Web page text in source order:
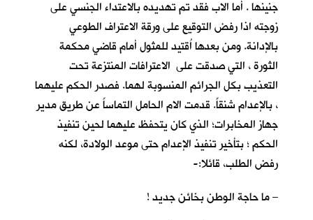
جنينها . أما الاب فقد تم تهديده بالاعتداء الجنسي على
زوجته اذا رفض التوقيع على ورقة الاعتراف الطوعي
بالإدانة. ومن بعدها اُقتيد للمثول أمام قاضي محكمة
الثورة ، التي صدقت على الاعترافات المنتزعة تحت
التعذيب بكل الجرائم المنسوبة لهما. فصدر الحكم عليهما
، بالإعدام شنقاً. قدمت الام الحامل التماساً عن طريق مدير
جهاز المخابرات؛ الذي كان يتحفظ عليهما لحين تنفيذ
الحكم ؛ بتأخير تنفيذ الإعدام حتى موعد الولادة، لكنه
رفض الطلب، قائلا:-
– ما حاجة الوطن بخائن جديد !